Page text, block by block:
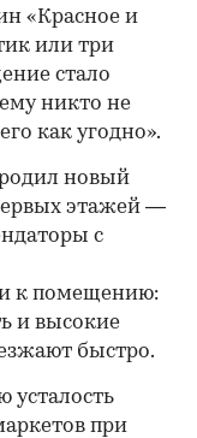
«Красное и
или три
стало
никто не
как угодно».
новый
этажей —
с
к помещению:
и высокие
быстро.
усталость
при